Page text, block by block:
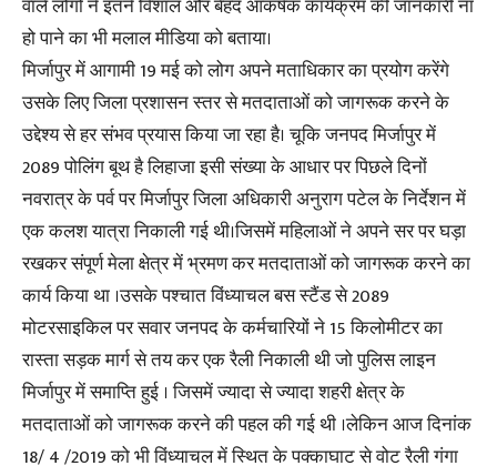
वाले लोगों ने इतने विशाल और बेहद आकर्षक कार्यक्रम की जानकारी ना
हो पाने का भी मलाल मीडिया को बताया।
मिर्जापुर में आगामी 19 मई को लोग अपने मताधिकार का प्रयोग करेंगे
उसके लिए जिला प्रशासन स्तर से मतदाताओं को जागरूक करने के
उद्देश्य से हर संभव प्रयास किया जा रहा है। चूकि जनपद मिर्जापुर में
2089 पोलिंग बूथ है लिहाजा इसी संख्या के आधार पर पिछले दिनों
नवरात्र के पर्व पर मिर्जापुर जिला अधिकारी अनुराग पटेल के निर्देशन में
एक कलश यात्रा निकाली गई थी।जिसमें महिलाओं ने अपने सर पर घड़ा
रखकर संपूर्ण मेला क्षेत्र में भ्रमण कर मतदाताओं को जागरूक करने का
कार्य किया था ।उसके पश्चात विंध्याचल बस स्टैंड से 2089
मोटरसाइकिल पर सवार जनपद के कर्मचारियों ने 15 किलोमीटर का
रास्ता सड़क मार्ग से तय कर एक रैली निकाली थी जो पुलिस लाइन
मिर्जापुर में समाप्ति हुई । जिसमें ज्यादा से ज्यादा शहरी क्षेत्र के
मतदाताओं को जागरूक करने की पहल की गई थी ।लेकिन आज दिनांक
18/ 4 /2019 को भी विंध्याचल में स्थित के पक्काघाट से वोट रैली गंगा